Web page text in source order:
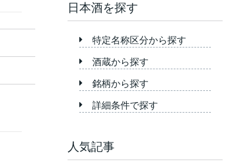
日本酒を探す
特定名称区分から探す
酒蔵から探す
銘柄から探す
詳細条件で探す
人気記事